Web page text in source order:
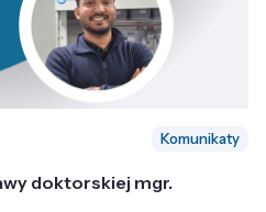
Komunikaty
doktorskiej mgr.